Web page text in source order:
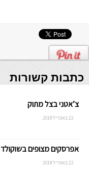
כתבות קשורות
צ’אטני בצל מתוק
22 באפריל 2018
אפרסקים מצופים בשוקולד
22 באפריל 2018